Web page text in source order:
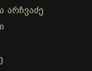
არჩვაძე